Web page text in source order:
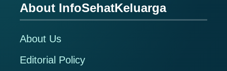
Footer
About InfoSehatKeluarga
About Us
Editorial Policy